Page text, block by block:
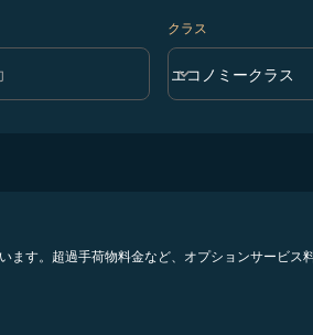
クラス
クラス option エコ
エコノミークラス
keyboard_arrow_down
す。超過手荷物料金など、オプションサービス